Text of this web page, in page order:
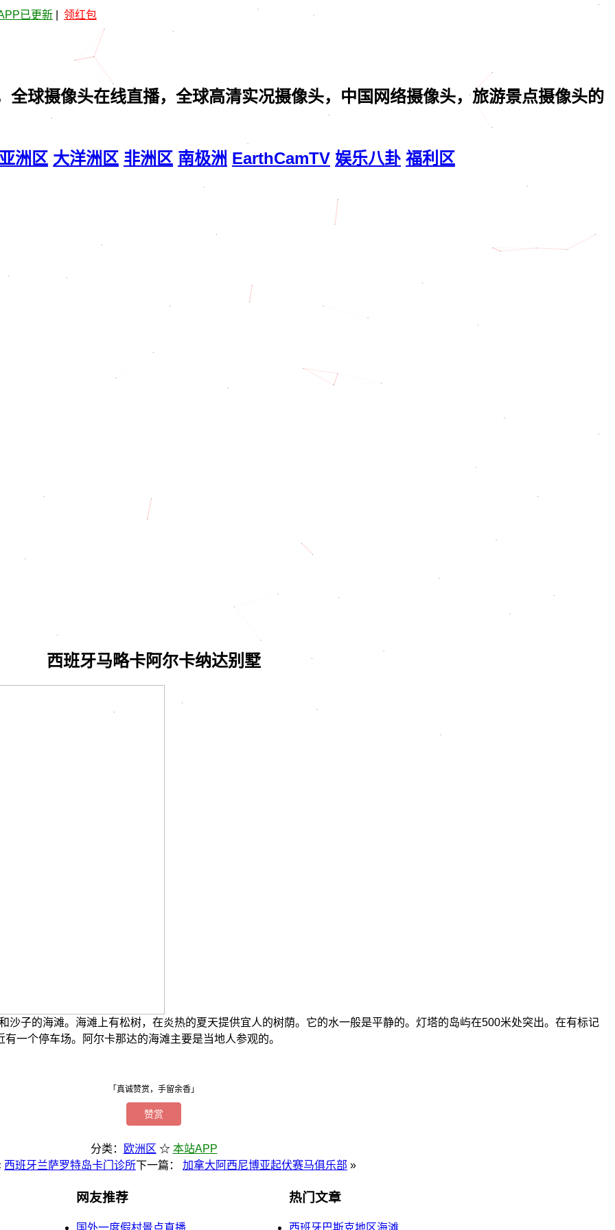
已更新 领红包
全球摄像头在线直播，全球高清实况摄像头，中国网络摄像头，旅游景点摄像头的
洲区 大洋洲区 非洲区 南极洲 EarthCamTV 娱乐八卦 福利区
西班牙马略卡阿尔卡纳达别墅
沙子的海滩。海滩上有松树，在炎热的夏天提供宜人的树荫。它的水一般是平静的。灯塔的岛屿在500米处突出。在有标记
一个停车场。阿尔卡那达的海滩主要是当地人参观的。
「真诚赞赏，手留余香」
赞赏
分类： 欧洲区 ☆ 本站APP
西班牙兰萨罗特岛卡门诊所下一篇： 加拿大阿西尼博亚起伏赛马俱乐部 »
网友推荐
国外一度假村景点直播
热门文章
西班牙巴斯克地区海滩